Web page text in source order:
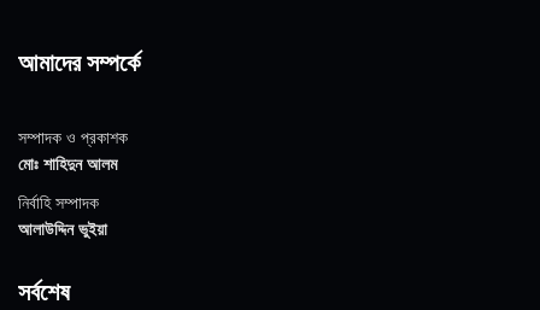
আমাদের সম্পর্কে
সম্পাদক ও প্রকাশক
মোঃ শাহিদুন আলম
নির্বাহি সম্পাদক
আলাউদ্দিন ভুইয়া
সর্বশেষ